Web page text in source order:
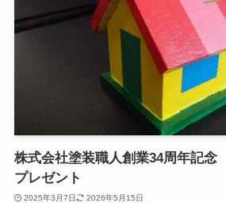
株式会社塗装職人創業34周年記
プレゼント
2025年3月7日 2026年5月15日